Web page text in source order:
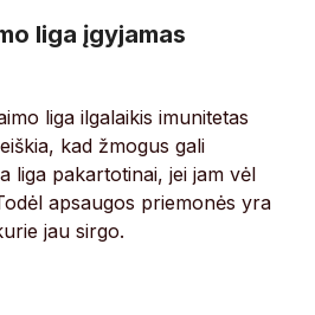
liga įgyjamas
liga ilgalaikis imunitetas
kad žmogus gali
liga pakartotinai, jei jam vėl
apsaugos priemonės yra
jau sirgo.